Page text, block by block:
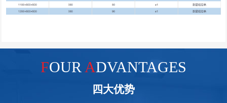
FOUR ADVANTAGES
四大优势